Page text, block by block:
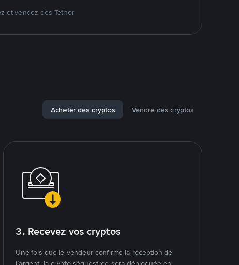
et vendez des Tether
Acheter des cryptos Vendre des cryptos
3. Recevez vos cryptos
Une fois que le vendeur confirme la réception de